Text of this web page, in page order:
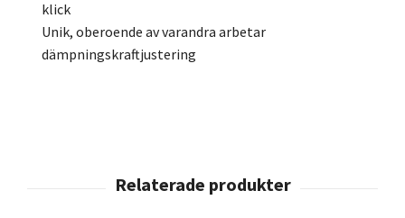
klick
Unik, oberoende av varandra arbetar
dämpningskraftjustering